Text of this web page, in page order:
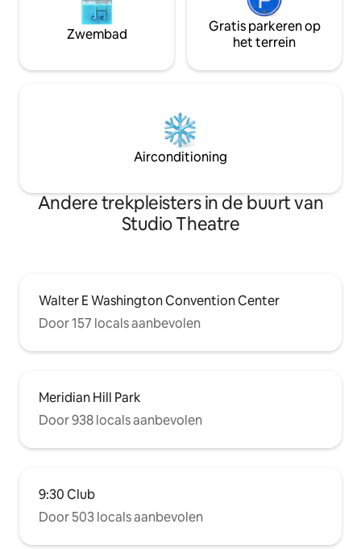
Zwembad
Gratis parkeren op
het terrein
Airconditioning
Andere trekpleisters in de buurt van
Studio Theatre
Walter E Washington Convention Center
Door 157 locals aanbevolen
Meridian Hill Park
Door 938 locals aanbevolen
9:30 Club
Door 503 locals aanbevolen